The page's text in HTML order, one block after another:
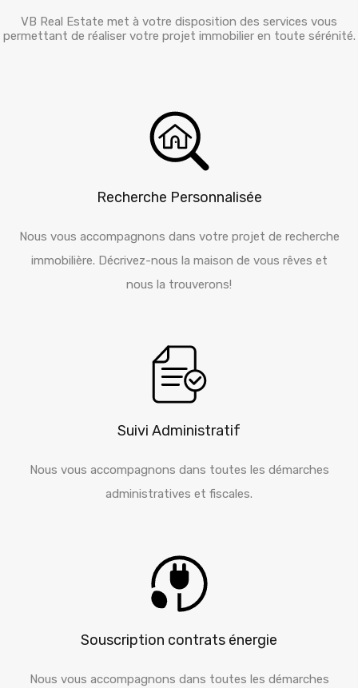
VB Real Estate met à votre disposition des services vous
permettant de réaliser votre projet immobilier en toute sérénité.
Recherche Personnalisée
Nous vous accompagnons dans votre projet de recherche
immobilière. Décrivez-nous la maison de vous rêves et
nous la trouverons!
Suivi Administratif
Nous vous accompagnons dans toutes les démarches
administratives et fiscales.
Souscription contrats énergie
Nous vous accompagnons dans toutes les démarches